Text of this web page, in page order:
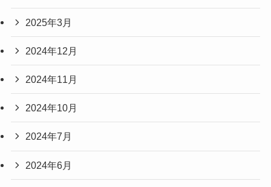
2025年3月
2024年12月
2024年11月
2024年10月
2024年7月
2024年6月